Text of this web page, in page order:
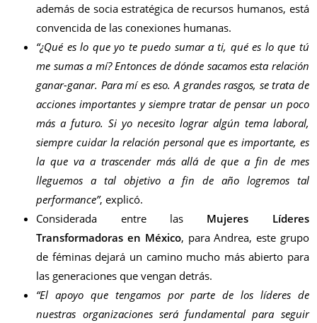
además de socia estratégica de recursos humanos, está
convencida de las conexiones humanas.
“¿Qué es lo que yo te puedo sumar a ti, qué es lo que tú
me sumas a mí? Entonces de dónde sacamos esta relación
ganar-ganar. Para mí es eso. A grandes rasgos, se trata de
acciones importantes y siempre tratar de pensar un poco
más a futuro. Si yo necesito lograr algún tema laboral,
siempre cuidar la relación personal que es importante, es
la que va a trascender más allá de que a fin de mes
lleguemos a tal objetivo a fin de año logremos tal
performance”, explicó.
Considerada entre las Mujeres Líderes
Transformadoras en México, para Andrea, este grupo
de féminas dejará un camino mucho más abierto para
las generaciones que vengan detrás.
“El apoyo que tengamos por parte de los líderes de
nuestras organizaciones será fundamental para seguir